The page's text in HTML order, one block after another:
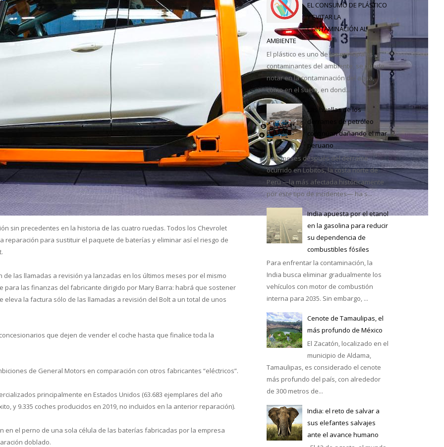
es el mejor calentador solar de México
sin precedentes en la historia de las cuatro ruedas. Todos los Chevrolet
para sustituir el paquete de baterías y eliminar así el riesgo de
las llamadas a revisión ya lanzadas en los últimos meses por el mismo
para las finanzas del fabricante dirigido por Mary Barra: habrá que sostener
eleva la factura sólo de las llamadas a revisión del Bolt a un total de unos
que dejen de vender el coche hasta que finalice toda la
de General Motors en comparación con otros fabricantes “eléctricos”.
principalmente en Estados Unidos (63.683 ejemplares del año
y 9.335 coches producidos en 2019, no incluidos en la anterior reparación).
en el perno de una sola célula de las baterías fabricadas por la empresa
doblado.
EL CONSUMO DE PLÁSTICO
Y EVITAR LA
CONTAMINACIÓN AL
AMBIENTE
El plástico es uno de los principales
contaminantes del ambiente, se puede
notar en la contaminación del agua,
como en el suelo, en dond...
Las huellas de los
derrames de petróleo
continúan dañando el mar
peruano
Seis meses después del derrame
ocurrido en Lobitos, la costa norte de
Perú —la más afectada históricamente
por este tipo de incidentes— ha s...
India apuesta por el etanol
en la gasolina para reducir
su dependencia de
combustibles fósiles
Para enfrentar la contaminación, la
India busca eliminar gradualmente los
vehículos con motor de combustión
interna para 2035. Sin embargo, ...
Cenote de Tamaulipas, el
más profundo de México
El Zacatón, localizado en el
municipio de Aldama,
Tamaulipas, es considerado el cenote
más profundo del país, con alrededor
de 300 metros de...
India: el reto de salvar a
sus elefantes salvajes
ante el avance humano